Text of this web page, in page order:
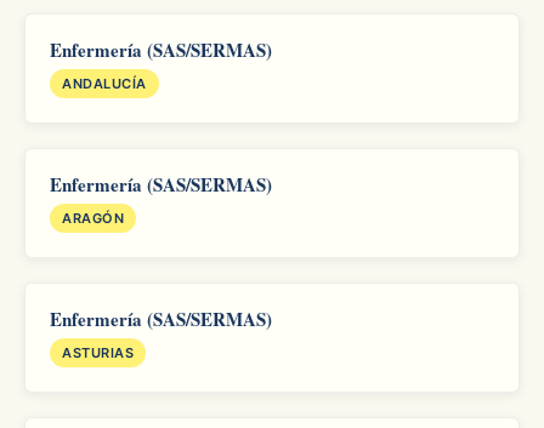
Enfermería (SAS/SERMAS)
ANDALUCÍA
Enfermería (SAS/SERMAS)
ARAGÓN
Enfermería (SAS/SERMAS)
ASTURIAS